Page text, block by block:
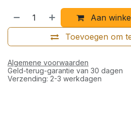
Aan
Toevoegen om
Algemene voorwaarden
Geld-terug-garantie van 30 dagen
Verzending: 2-3 werkdagen